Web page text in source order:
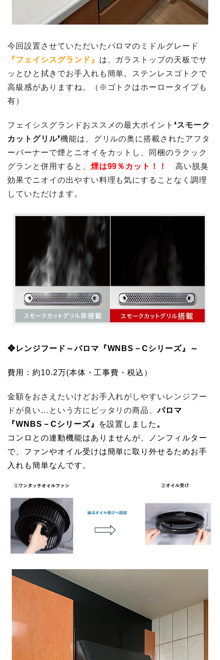
今回設置させていただいたパロマのミドルグレード
『フェイシスグランド』 は、ガラストップの天板でサ
ッとひと拭きでお手入れも簡単。ステンレスゴトクで
高級感がありますね。（※ゴトクはホーロータイプも
有）
フェイシスグランドおススメの最大ポイント ❛スモーク
カットグリル❜機能は、グリルの奥に搭載されたアフタ
ーバーナーで煙とニオイをカットし、同梱のラクック
グランと併用すると、 煙は99％カット ！！高い脱臭
効果でニオイの出やすい料理も気にすることなく調理
していただけます。
❖レンジフード～パロマ『WNBS－Cシリーズ』～
費用：約10.2万(本体・工事費・税込）
金額をおさえたいけどお手入れがしやすいレンジフー
ドが良い…という方にピッタリの商品、パロマ
『WNBS－Cシリーズ』
を設置しました 。
コンロとの連動機能はありませんが、ノンフィルター
で、ファンやオイル受けは簡単に取り外せるためお手
入れも簡単なんです。